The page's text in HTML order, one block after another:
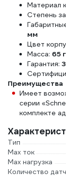
Материал
Степень
мм
Цвет
Масса: 65 г
Гарантия:
Преимущества
Имеет
серии
комплекте
Тип
Max ток
Max нагрузка
Количество